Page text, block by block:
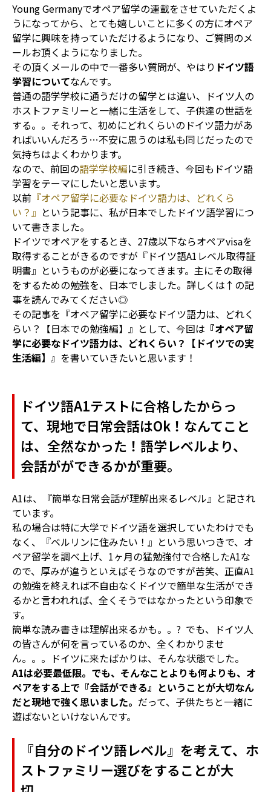
Young Germanyでオペア留学の連載をさせていただくよ
うになってから、とても嬉しいことに多くの方にオペア
留学に興味を持っていただけるようになり、ご質問のメ
ールお頂くようになりました。
その頂くメールの中で一番多い質問が、やはり ドイツ語
学習についてなんです。
普通の語学学校に通うだけの留学とは違い、ドイツ人の
ホストファミリーと一緒に生活をして、子供達の世話を
する。。それって、初めにどれくらいのドイツ語力があ
ればいいんだろう…不安に思うのは私も同じだったので
気持ちはよくわかります。
なので、前回の語学学校編に引き続き、今回もドイツ語
学習をテーマにしたいと思います。
以前 『オペア留学に必要なドイツ語力は、どれくら
い？』 という記事に、私が日本でしたドイツ語学習につ
いて書きました。
ドイツでオペアをするとき、27歳以下ならオペアvisaを
取得することがきるのですが『ドイツ語A1レベル取得証
明書』というものが必要になってきます。主にその取得
をするための勉強を、日本でしました。詳しくは↑の記
事を読んでみてください◎
その記事を『オペア留学に必要なドイツ語力は、どれく
らい？【日本での勉強編】』として、今回は 『オペア留
学に必要なドイツ語力は、どれくらい？【ドイツでの実
生活編】』 を書いていきたいと思います！
ドイツ語A1テストに合格したからっ
て、現地で日常会話はOk！なんてこと
は、全然なかった！語学レベルより、
会話がができるかが重要。
A1は、『簡単な日常会話が理解出来るレベル』と記され
ています。
私の場合は特に大学でドイツ語を選択していたわけでも
なく、『ベルリンに住みたい！』という思いつきで、オ
ペア留学を調べ上げ、1ヶ月の猛勉強付で合格したA1な
ので、厚みが違うといえばそうなのですが苦笑、正直A1
の勉強を終えれば不自由なくドイツで簡単な生活ができ
るかと言われれば、全くそうではなかったという印象で
す。
簡単な読み書きは理解出来るかも。。? でも、ドイツ人
の皆さんが何を言っているのか、全くわかりませ
ん。。。ドイツに来たばかりは、そんな状態でした。
A1は必要最低限。でも、そんなことよりも何よりも、オ
ペアをする上で『会話ができる』ということが大切なん
だと現地で強く思いました。 だって、子供たちと一緒に
遊ばないといけないんです。
『自分のドイツ語レベル』を考えて、ホ
ストファミリー選びをすることが大